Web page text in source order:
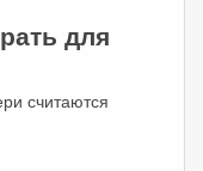
для
считаются